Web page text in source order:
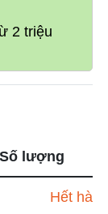
2 triệu
Số lượng
Hết hàng